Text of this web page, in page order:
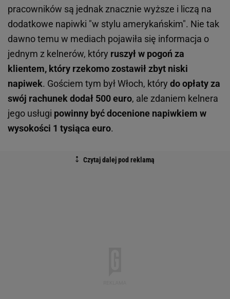
pracowników są jednak znacznie wyższe i liczą na
dodatkowe napiwki "w stylu amerykańskim". Nie tak
dawno temu w mediach pojawiła się informacja o
jednym z kelnerów, który ruszył w pogoń za
klientem, który rzekomo zostawił zbyt niski
napiwek. Gościem tym był Włoch, który do opłaty za
swój rachunek dodał 500 euro, ale zdaniem kelnera
jego usługi powinny być docenione napiwkiem w
wysokości 1 tysiąca euro.